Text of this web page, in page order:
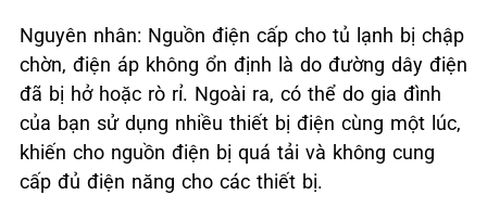
Nguyên nhân: Nguồn điện cấp cho tủ lạnh bị chập
chờn, điện áp không ổn định là do đường dây điện
đã bị hở hoặc rò rỉ. Ngoài ra, có thể do gia đình
của bạn sử dụng nhiều thiết bị điện cùng một lúc,
khiến cho nguồn điện bị quá tải và không cung
cấp đủ điện năng cho các thiết bị.